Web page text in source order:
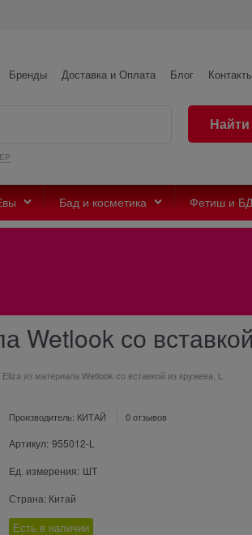
Бренды Доставка и Оплата Блог
Найти
Бад и косметика Фетиш и
Wetlook со
из материала Wetlook со вставкой из кружева, L
Производитель: КИТАЙ 0 отзывов
Артикул: 955012-L
Ед. измерения: ШТ
Страна: Китай
Есть в наличии